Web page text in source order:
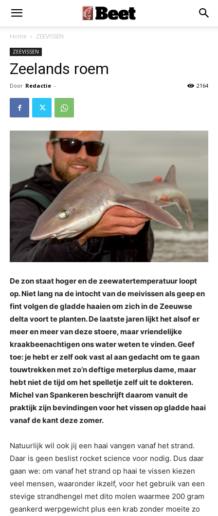
Home ZEEVISSEN
ZEEVISSEN
Zeelands roem
Door Redactie - 2164
De zon staat hoger en de zeewatertemperatuur loopt
op. Niet lang na de intocht van de meivissen als geep en
fint volgen de gladde haaien om zich in de Zeeuwse
delta voort te planten. De laatste jaren lijkt het alsof er
meer en meer van deze stoere, maar vriendelijke
kraakbeenachtigen ons water weten te vinden. Geef
toe: je hebt er zelf ook vast al aan gedacht om te gaan
touwtrekken met zo’n deftige meterplus dame, maar
hebt niet de tijd om het spelletje zelf uit te dokteren.
Michel van Spankeren beschrijft daarom vanuit de
praktijk zijn bevindingen voor het vissen op gladde haai
vanaf de kant deze zomer.
Natuurlijk wil ook jij een haai vangen vanaf het strand.
Daar is geen beslist rocket science voor nodig. Dus daar
gaan we: om vanaf het strand op haai te vissen kiezen
veel mensen, waaronder ikzelf, voor het gebruik van een
stevige strandhengel met dito molen waarmee 200 gram
geankerd werpgewicht plus een krab zonder moeite zo